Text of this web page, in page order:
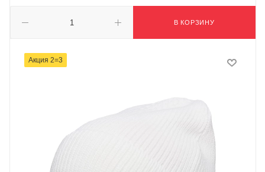
В КОРЗИНУ
Акция 2=3